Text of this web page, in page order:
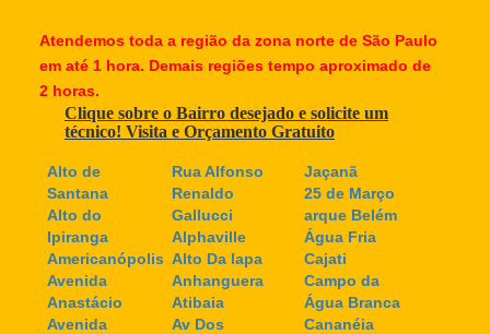
Atendemos toda a região da zona norte de São Paulo
em até 1 hora. Demais regiões tempo aproximado de
2 horas.
Clique sobre o Bairro desejado e solicite um
técnico! Visita e Orçamento Gratuito
Alto de
Santana
Alto do
Ipiranga
Americanópolis
Avenida
Anastácio
Avenida
Rua Alfonso
Renaldo
Gallucci
Alphaville
Alto Da lapa
Anhanguera
Atibaia
Av Dos
Jaçanã
25 de Março
arque Belém
Água Fria
Cajati
Campo da
Água Branca
Cananéia